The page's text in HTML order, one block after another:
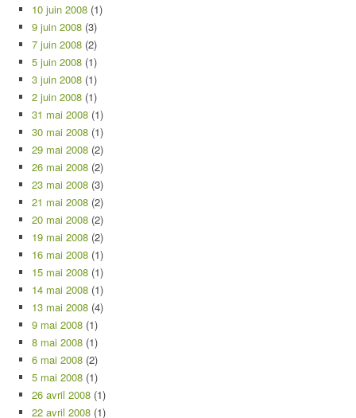
10 juin 2008 (1)
9 juin 2008 (3)
7 juin 2008 (2)
5 juin 2008 (1)
3 juin 2008 (1)
2 juin 2008 (1)
31 mai 2008 (1)
30 mai 2008 (1)
29 mai 2008 (2)
26 mai 2008 (2)
23 mai 2008 (3)
21 mai 2008 (2)
20 mai 2008 (2)
19 mai 2008 (2)
16 mai 2008 (1)
15 mai 2008 (1)
14 mai 2008 (1)
13 mai 2008 (4)
9 mai 2008 (1)
8 mai 2008 (1)
6 mai 2008 (2)
5 mai 2008 (1)
26 avril 2008 (1)
22 avril 2008 (1)